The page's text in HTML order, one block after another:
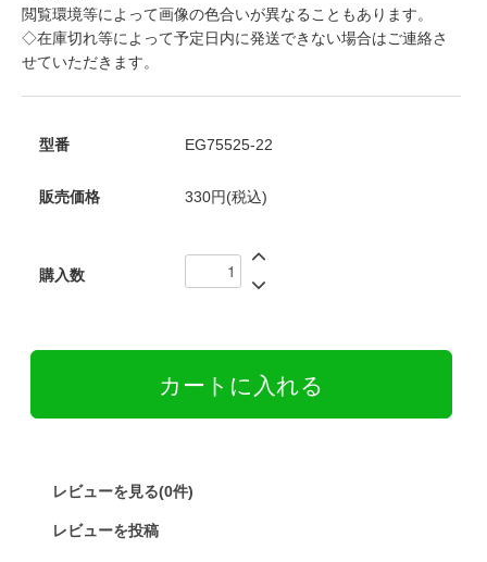
閲覧環境等によって画像の色合いが異なることもあります。
◇在庫切れ等によって予定日内に発送できない場合はご連絡さ
せていただきます。
型番 EG75525-22
販売価格 330円(税込)
購入数
レビューを見る(0件)
レビューを投稿